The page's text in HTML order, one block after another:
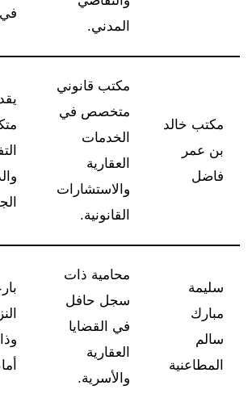
المدني.
في
مكتب خالد
بن عمر
فاضل
مكتب قانوني
متخصص في
الخدمات
العقارية
والاستشارات
القانونية.
سليمة
مبارك
سالم
المطاعنية
محامية ذات
سجل حافل
في القضايا
العقارية
والأسرية.